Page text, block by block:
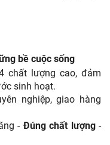
bề cuộc sống
chất lượng cao, đảm
sinh hoạt.
nghiệp, giao hàng
-Đúng chất lượng -